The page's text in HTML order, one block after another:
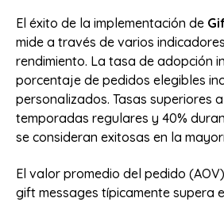
El éxito de la implementación de
mide a través de varios
rendimiento. La tasa de adopción
porcentaje de pedidos elegibles
personalizados. Tasas superiores
temporadas regulares y 40%
se consideran exitosas en la
El valor promedio del pedido
gift messages típicamente supera